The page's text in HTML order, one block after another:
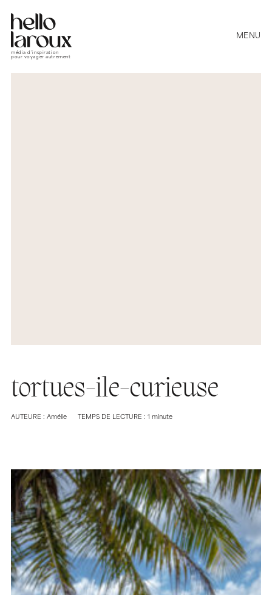
média d’inspiration
pour voyager autrement
MENU
tortues-ile-curieuse
AUTEURE : Amélie TEMPS DE LECTURE : 1 minute